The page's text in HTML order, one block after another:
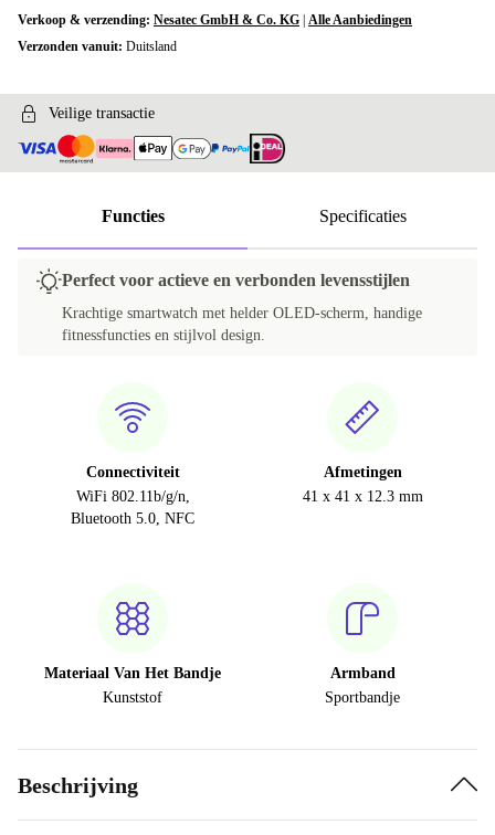
Verkoop & verzending: Nesatec GmbH & Co. KG Alle Aanbiedingen
Verzonden vanuit: Duitsland
Veilige transactie
Functies Specificaties
Perfect voor actieve en verbonden levensstijlen
Krachtige smartwatch met helder OLED-scherm, handige
fitnessfuncties en stijlvol design.
Connectiviteit
WiFi 802.11b/g/n,
Bluetooth 5.0, NFC
Afmetingen
41 x 41 x 12.3 mm
Materiaal Van Het Bandje
Kunststof
Armband
Sportbandje
Beschrijving